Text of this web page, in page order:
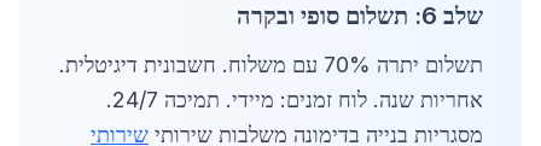
שלב 6: תשלום סופי ובקרה
תשלום יתרה 70% עם משלוח. חשבונית דיגיטלית.
אחריות שנה. לוח זמנים: מיידי. תמיכה 24/7.
מסגריות בנייה בדימונה משלבות שירותי שירותי